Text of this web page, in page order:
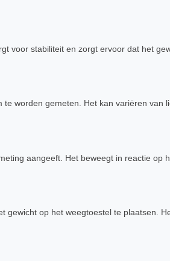
voor stabiliteit en zorgt ervoor dat het
worden gemeten. Het kan variëren van
aangeeft. Het beweegt in reactie op
op het weegtoestel te plaatsen.